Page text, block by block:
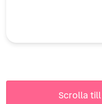
Scrolla